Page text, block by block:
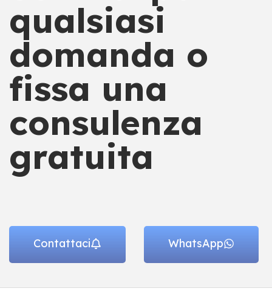
qualsiasi
domanda o
fissa una
consulenza
gratuita
Contattaci WhatsApp